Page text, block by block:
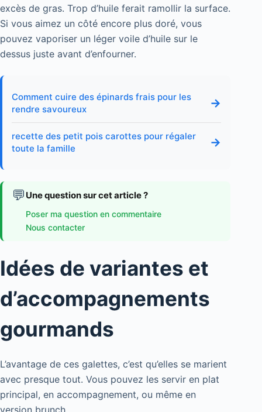
excès de gras. Trop d’huile ferait ramollir la surface.
Si vous aimez un côté encore plus doré, vous
pouvez vaporiser un léger voile d’huile sur le
dessus juste avant d’enfourner.
Comment cuire des épinards frais pour les
rendre savoureux
→
recette des petit pois carottes pour régaler
toute la famille
→
💬 Une question sur cet article ?
Poser ma question en commentaire
Nous contacter
Idées de variantes et
d’accompagnements
gourmands
L’avantage de ces galettes, c’est qu’elles se marient
avec presque tout. Vous pouvez les servir en plat
principal, en accompagnement, ou même en
version brunch.